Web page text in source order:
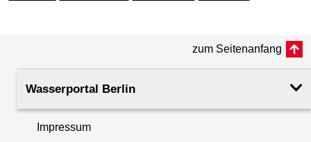
zum Seitenanfang
Wasserportal Berlin
Impressum